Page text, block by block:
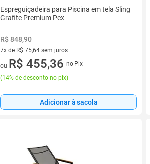
Espreguiçadeira para Piscina em tela Sling
Grafite Premium Pex
R$ 848,90
7x de R$ 75,64 sem juros
7 vez de R$ 75,64 sem juros
ou R$ 455,36 no Pix
(14% de desconto no pix)
Adicionar à sacola